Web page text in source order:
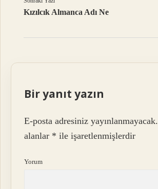
Kızılcık Almanca Adı Ne
Bir yanıt yazın
E-posta adresiniz yayınlanmayacak.
alanlar * ile işaretlenmişlerdir
Yorum